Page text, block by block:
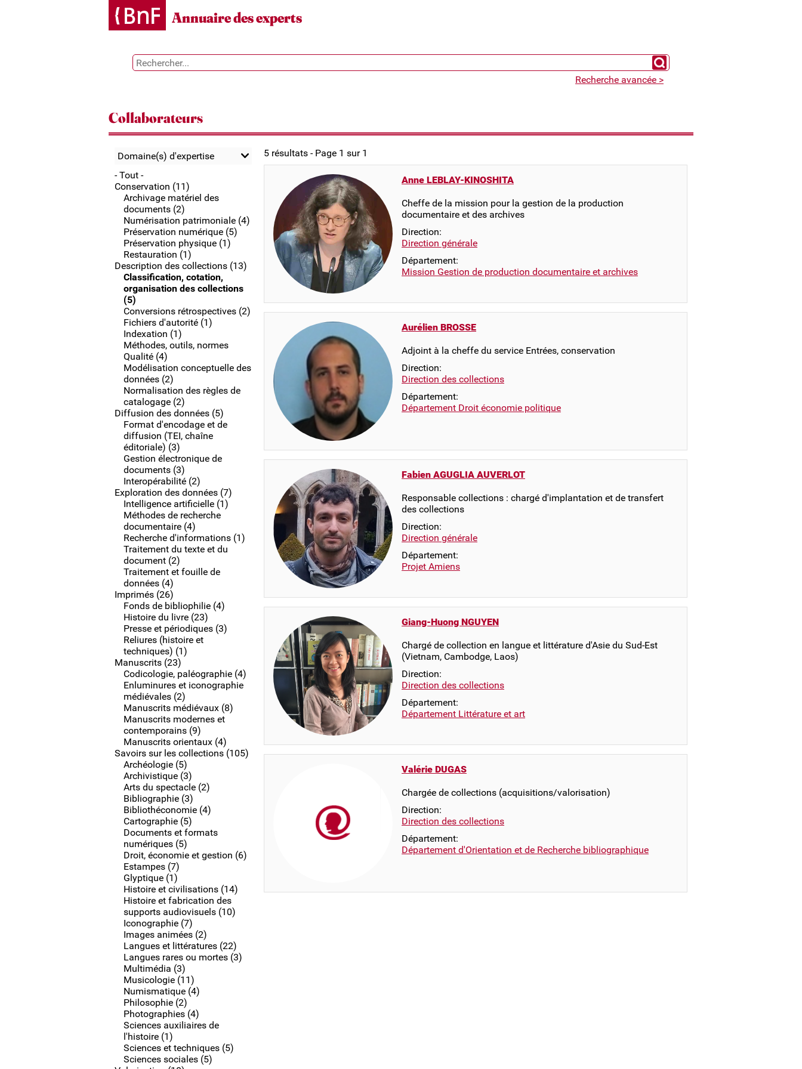
Annuaire des experts
Chercher un expert
Recherche avancée >
Collaborateurs
Domaine(s) d'expertise
- Tout -
Conservation (11)
Archivage matériel des
documents (2)
Numérisation patrimoniale (4)
Préservation numérique (5)
Préservation physique (1)
Restauration (1)
Description des collections (13)
Classification, cotation,
organisation des collections
(5)
Conversions rétrospectives (2)
Fichiers d'autorité (1)
Indexation (1)
Méthodes, outils, normes
Qualité (4)
Modélisation conceptuelle des
données (2)
Normalisation des règles de
catalogage (2)
Diffusion des données (5)
Format d'encodage et de
diffusion (TEI, chaîne
éditoriale) (3)
Gestion électronique de
documents (3)
Interopérabilité (2)
Exploration des données (7)
Intelligence artificielle (1)
Méthodes de recherche
documentaire (4)
Recherche d'informations (1)
Traitement du texte et du
document (2)
Traitement et fouille de
données (4)
Imprimés (26)
Fonds de bibliophilie (4)
Histoire du livre (23)
Presse et périodiques (3)
Reliures (histoire et
techniques) (1)
Manuscrits (23)
Codicologie, paléographie (4)
Enluminures et iconographie
médiévales (2)
Manuscrits médiévaux (8)
Manuscrits modernes et
contemporains (9)
Manuscrits orientaux (4)
Savoirs sur les collections (105)
Archéologie (5)
Archivistique (3)
Arts du spectacle (2)
Bibliographie (3)
Bibliothéconomie (4)
Cartographie (5)
Documents et formats
numériques (5)
Droit, économie et gestion (6)
Estampes (7)
Glyptique (1)
Histoire et civilisations (14)
Histoire et fabrication des
supports audiovisuels (10)
Iconographie (7)
Images animées (2)
Langues et littératures (22)
Langues rares ou mortes (3)
Multimédia (3)
Musicologie (11)
Numismatique (4)
Philosophie (2)
Photographies (4)
Sciences auxiliaires de
l'histoire (1)
Sciences et techniques (5)
Sciences sociales (5)
5 résultats - Page 1 sur 1
Anne LEBLAY-KINOSHITA
Cheffe de la mission pour la gestion de la production
documentaire et des archives
Direction:
Direction générale
Département:
Mission Gestion de production documentaire et archives
Aurélien BROSSE
Adjoint à la cheffe du service Entrées, conservation
Direction:
Direction des collections
Département:
Département Droit économie politique
Fabien AGUGLIA AUVERLOT
Responsable collections : chargé d'implantation et de transfert
des collections
Direction:
Direction générale
Département:
Projet Amiens
Giang-Huong NGUYEN
Chargé de collection en langue et littérature d'Asie du Sud-Est
(Vietnam, Cambodge, Laos)
Direction:
Direction des collections
Département:
Département Littérature et art
Valérie DUGAS
Chargée de collections (acquisitions/valorisation)
Direction:
Direction des collections
Département:
Département d'Orientation et de Recherche bibliographique